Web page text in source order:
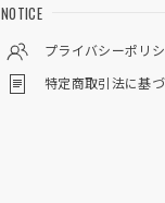
NOTICE
プライバシーポリ
特定商取引法に基